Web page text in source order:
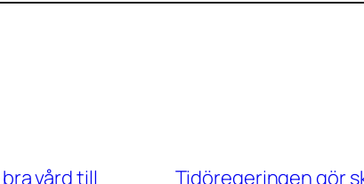
vård till Tidöregeringen gör